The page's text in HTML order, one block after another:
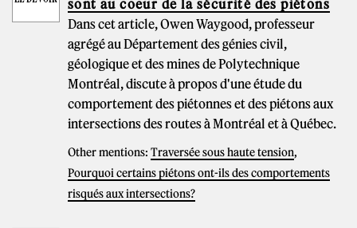
sont au coeur de la sécurité des piétons
Dans cet article, Owen Waygood, professeur
agrégé au Département des génies civil,
géologique et des mines de Polytechnique
Montréal, discute à propos d'une étude du
comportement des piétonnes et des piétons aux
intersections des routes à Montréal et à Québec.
Other mentions: Traversée sous haute tension,
Pourquoi certains piétons ont-ils des comportements
risqués aux intersections?